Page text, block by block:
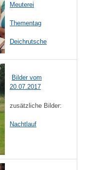
Meuterei
Thementag
Deichrutsche
Bilder vom
20.07.2017
zusätzliche Bilder:
Nachtlauf